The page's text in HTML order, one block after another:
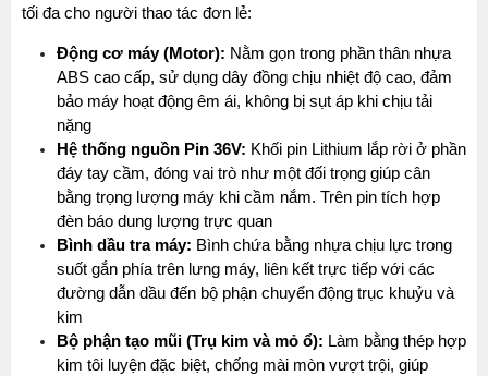
tối đa cho người thao tác đơn lẻ:
Động cơ máy (Motor): Nằm gọn trong phần thân nhựa
ABS cao cấp, sử dụng dây đồng chịu nhiệt độ cao, đảm
bảo máy hoạt động êm ái, không bị sụt áp khi chịu tải
nặng
Hệ thống nguồn Pin 36V: Khối pin Lithium lắp rời ở phần
đáy tay cầm, đóng vai trò như một đối trọng giúp cân
bằng trọng lượng máy khi cầm nắm. Trên pin tích hợp
đèn báo dung lượng trực quan
Bình dầu tra máy: Bình chứa bằng nhựa chịu lực trong
suốt gắn phía trên lưng máy, liên kết trực tiếp với các
đường dẫn dầu đến bộ phận chuyển động trục khuỷu và
kim
Bộ phận tạo mũi (Trụ kim và mỏ ổ): Làm bằng thép hợp
kim tôi luyện đặc biệt, chống mài mòn vượt trội, giúp